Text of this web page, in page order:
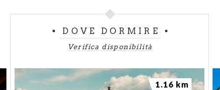
DOVE DORMIRE
Verifica disponibilità
1.16 km